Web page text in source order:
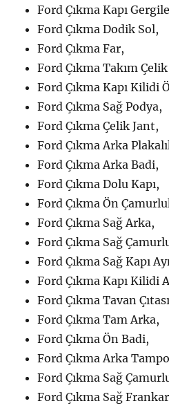
Ford Çıkma Kapı
Ford Çıkma Dodik Sol,
Ford Çıkma Far,
Ford Çıkma Takım
Ford Çıkma Kapı Kilidi
Ford Çıkma Sağ Podya,
Ford Çıkma Çelik Jant,
Ford Çıkma Arka
Ford Çıkma Arka Badi,
Ford Çıkma Dolu Kapı,
Ford Çıkma Ön
Ford Çıkma Sağ Arka,
Ford Çıkma Sağ
Ford Çıkma Sağ Kapı
Ford Çıkma Kapı Kilidi
Ford Çıkma Tavan
Ford Çıkma Tam Arka,
Ford Çıkma Ön Badi,
Ford Çıkma Arka
Ford Çıkma Sağ
Ford Çıkma Sağ